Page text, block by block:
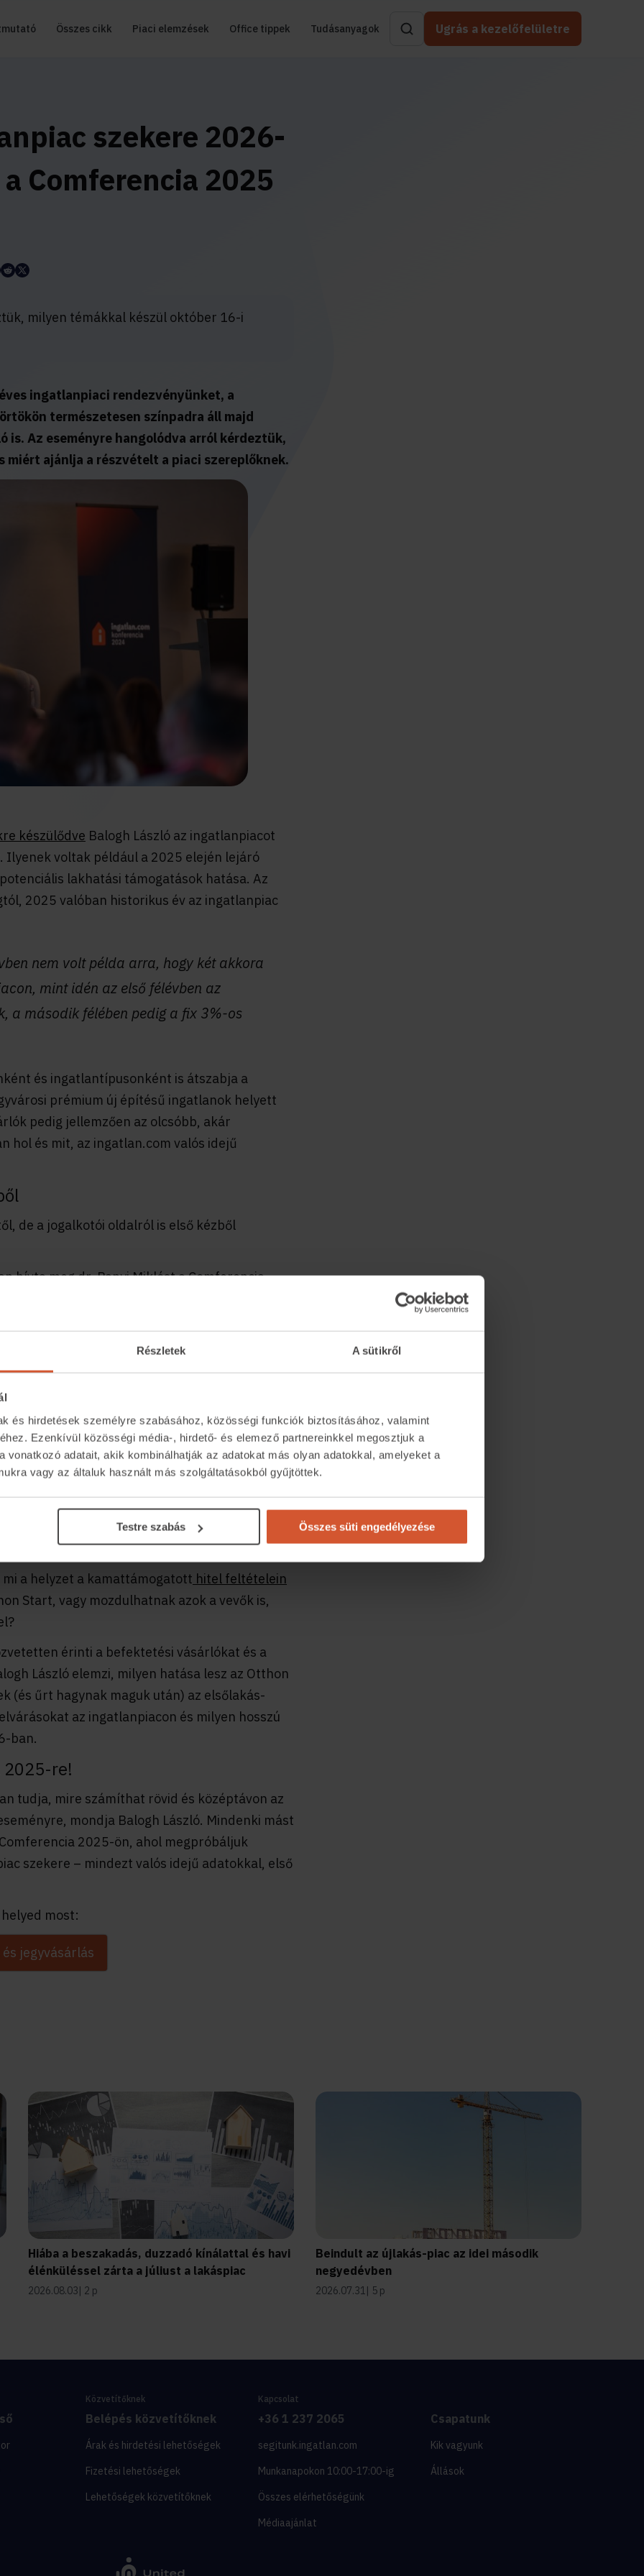
Részletek A sütikről
és hirdetések személyre szabásához, közösségi funkciók biztosításához, valamint
Ezenkívül közösségi média-, hirdető- és elemező partnereinkkel megosztjuk a
vonatkozó adatait, akik kombinálhatják az adatokat más olyan adatokkal, amelyeket a
vagy az általuk használt más szolgáltatásokból gyűjtöttek.
Testre szabás Összes süti engedélyezése
Összes cikk Piaci elemzések Office tippek Tudásanyagok Ugrás a kezelőfelületre
szekere 2026-
Comferencia 2025
milyen témákkal készül október 16-i
ingatlanpiaci rendezvényünket, a
természetesen színpadra áll majd
is. Az eseményre hangolódva arról kérdeztük,
miért ajánlja a részvételt a piaci szereplőknek.
készülődve Balogh László az ingatlanpiacot
voltak például a 2025 elején lejáró
lakhatási támogatások hatása. Az
2025 valóban historikus év az ingatlanpiac
nem volt példa arra, hogy két akkora
mint idén az első félévben az
a második félében pedig a fix 3%-os
és ingatlantípusonként is átszabja a
prémium új építésű ingatlanok helyett
pedig jellemzően az olcsóbb, akár
hol és mit, az ingatlan.com valós idejű
de a jogalkotói oldalról is első kézből
hívta meg dr. Panyi Miklóst a Comferencia
államtitkára elfogadta a
ismerteti az Otthon Start eddigi
beszélgetésünket megnézheted aYouTube
kattintva:
mi a helyzet a kamattámogatott hitel feltételein
Start, vagy mozdulhatnak azok a vevők is,
érinti a befektetési vásárlókat és a
László elemzi, milyen hatása lesz az Otthon
(és űrt hagynak maguk után) az elsőlakás-
az ingatlanpiacon és milyen hosszú
ban.
2025-re!
tudja, mire számíthat rövid és középtávon az
mondja Balogh László. Mindenki mást
2025-ön, ahol megpróbáljuk
szekere – mindezt valós idejű adatokkal, első
most:
jegyvásárlás
Hiába a beszakadás, duzzadó kínálattal és havi
élénküléssel zárta a júliust a lakáspiac
2026.08.03 2 p
Beindult az újlakás-piac az idei második
negyedévben
2026.07.31 5 p
Közvetítőknek
Belépés közvetítőknek
Árak és hirdetési lehetőségek
Fizetési lehetőségek
Lehetőségek közvetítőknek
Kapcsolat
+36 1 237 2065
segitunk.ingatlan.com
Munkanapokon 10:00-17:00-ig
Összes elérhetőségünk
Médiaajánlat
Csapatunk
Kik vagyunk
Állások